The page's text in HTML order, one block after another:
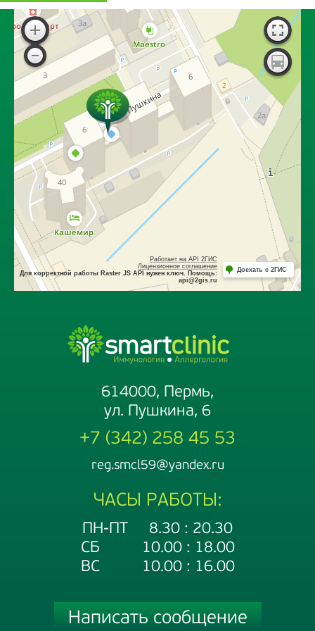
614000, Пермь,
ул. Пушкина, 6
+7 (342) 258 45 53
reg.smcl59@yandex.ru
ЧАСЫ РАБОТЫ:
ПН-ПТ 8.30 : 20.30
СБ 10.00 : 18.00
ВС 10.00 : 16.00
Написать сообщение